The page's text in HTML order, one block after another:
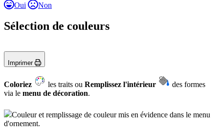
Oui Non
Sélection de couleurs
Imprimer
Coloriez les traits ou Remplissez l'intérieur
des formes
via le menu de décoration.
Couleur et remplissage de couleur mis en évidence dans le menu
d'ornement.